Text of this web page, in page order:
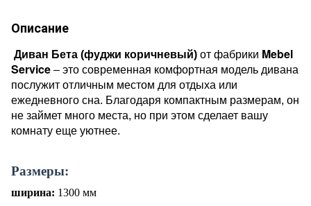
Описание
Диван Бета (фуджи коричневый) от фабрики Mebel
Service – это современная комфортная модель дивана
послужит отличным местом для отдыха или
ежедневного сна. Благодаря компактным размерам, он
не займет много места, но при этом сделает вашу
комнату еще уютнее.
Размеры:
ширина: 1300 мм